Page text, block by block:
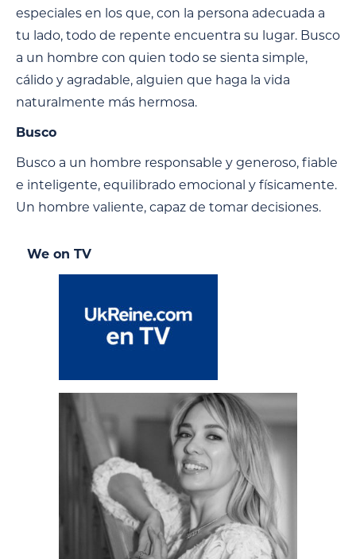
especiales en los que, con la persona adecuada a
tu lado, todo de repente encuentra su lugar. Busco
a un hombre con quien todo se sienta simple,
cálido y agradable, alguien que haga la vida
naturalmente más hermosa.
Busco
Busco a un hombre responsable y generoso, fiable
e inteligente, equilibrado emocional y físicamente.
Un hombre valiente, capaz de tomar decisiones.
We on TV